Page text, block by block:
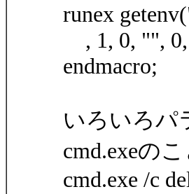
runex
, 1, 0, "",
endmacro;
いろいろパ
cmd.exeの
cmd.exe /c